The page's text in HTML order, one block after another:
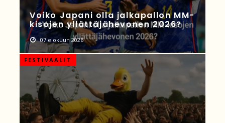
Voiko Japani olla jalkapallon MM-
kisojen yllättäjähevonen 2026?
07 elokuun 2026
FESTIVAALIT